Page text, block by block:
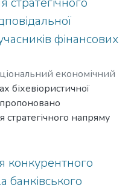
фінансових
економічний
)Онишко, О.В.;
біхевіористичної
напряму
які сприяють
і прогнозованості
поведінки у фінансових
конкурентного
банківського